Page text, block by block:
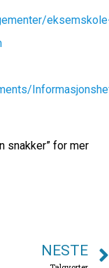
snakker” for mer
NESTE